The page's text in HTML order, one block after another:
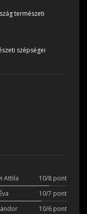
természeti
szépségei
Attila
10/8 pont
10/7 pont
10/6 pont